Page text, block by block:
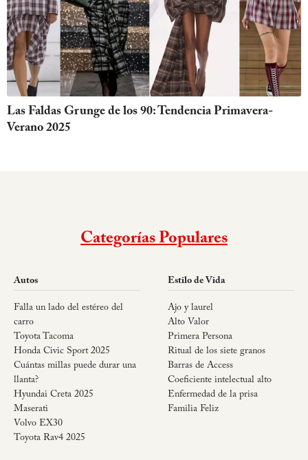
Las Faldas Grunge de los 90: Tendencia Primavera-
Verano 2025
Categorías Populares
Autos
Falla un lado del estéreo del
carro
Toyota Tacoma
Honda Civic Sport 2025
Cuántas millas puede durar una
llanta?
Hyundai Creta 2025
Maserati
Volvo EX30
Toyota Rav4 2025
Estilo de Vida
Ajo y laurel
Alto Valor
Primera Persona
Ritual de los siete granos
Barras de Access
Coeficiente intelectual alto
Enfermedad de la prisa
Familia Feliz